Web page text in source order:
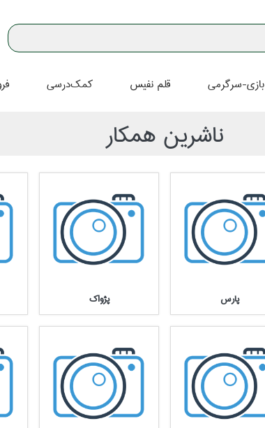
بازي-سرگرمي قلم نفيس كمك‌درسي
ناشرين همكار
پارس پژواك